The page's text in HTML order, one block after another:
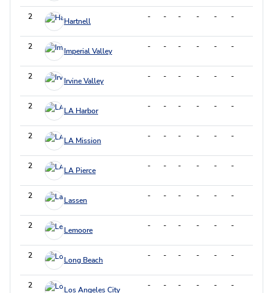
2 Hartnell - - - - - -
2 Imperial Valley - - - - - -
2 Irvine Valley - - - - - -
2 LA Harbor - - - - - -
2 LA Mission - - - - - -
2 LA Pierce - - - - - -
2 Lassen - - - - - -
2 Lemoore - - - - - -
2 Long Beach - - - - - -
2 Los Angeles City - - - - - -